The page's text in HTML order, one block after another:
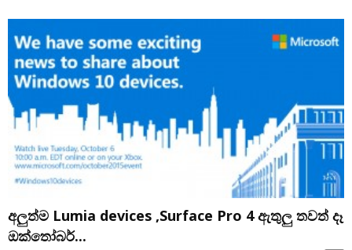
අලුත්ම Lumia devices ,Surface Pro 4 ඇතුලු තවත් දෑ
ඔක්තෝබර්...